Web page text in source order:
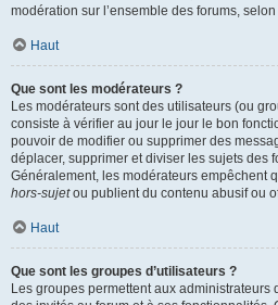
modération sur l’ensemble des forums,
Haut
Que sont les modérateurs ?
Les modérateurs sont des utilisateurs (ou
consiste à vérifier au jour le jour le bon
pouvoir de modifier ou supprimer des
déplacer, supprimer et diviser les sujets des
Généralement, les modérateurs empêchent
hors-sujetou publient du contenu abusif ou
Haut
Que sont les groupes d’utilisateurs ?
Les groupes permettent aux administrateurs